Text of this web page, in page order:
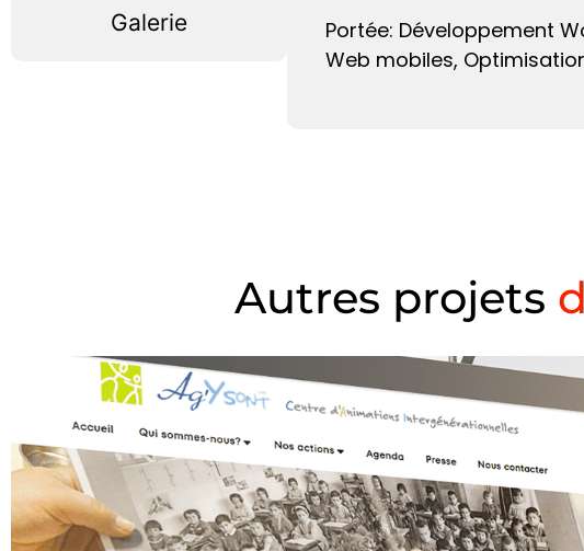
Galerie
Portée: Développement
Web mobiles,
Autres projets